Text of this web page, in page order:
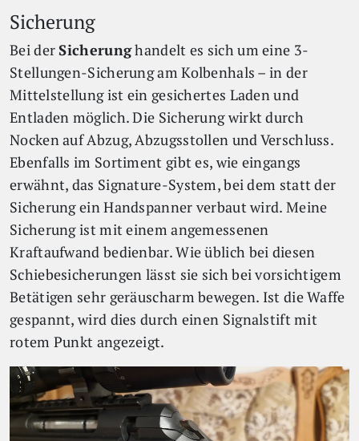
Sicherung
Bei derSicherunghandelt es sich um eine 3-
Stellungen-Sicherung am Kolbenhals – in der
Mittelstellung ist ein gesichertes Laden und
Entladen möglich. Die Sicherung wirkt durch
Nocken auf Abzug, Abzugsstollen und Verschluss.
Ebenfalls im Sortiment gibt es, wie eingangs
erwähnt, das Signature-System, bei dem statt der
Sicherung ein Handspanner verbaut wird. Meine
Sicherung ist mit einem angemessenen
Kraftaufwand bedienbar. Wie üblich bei diesen
Schiebesicherungen lässt sie sich bei vorsichtigem
Betätigen sehr geräuscharm bewegen. Ist die Waffe
gespannt, wird dies durch einen Signalstift mit
rotem Punkt angezeigt.